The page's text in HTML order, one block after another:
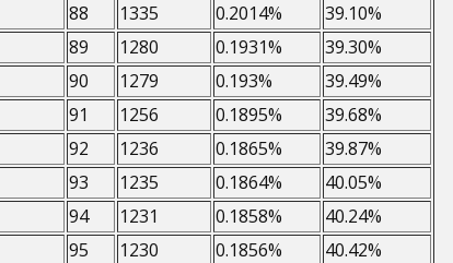
88 1335 0.2014%
39.10%
89 1280 0.1931%
39.30%
90 1279 0.193%
39.49%
91 1256 0.1895%
39.68%
92 1236 0.1865%
39.87%
93 1235 0.1864%
40.05%
94 1231 0.1858%
40.24%
95 1230 0.1856%
40.42%